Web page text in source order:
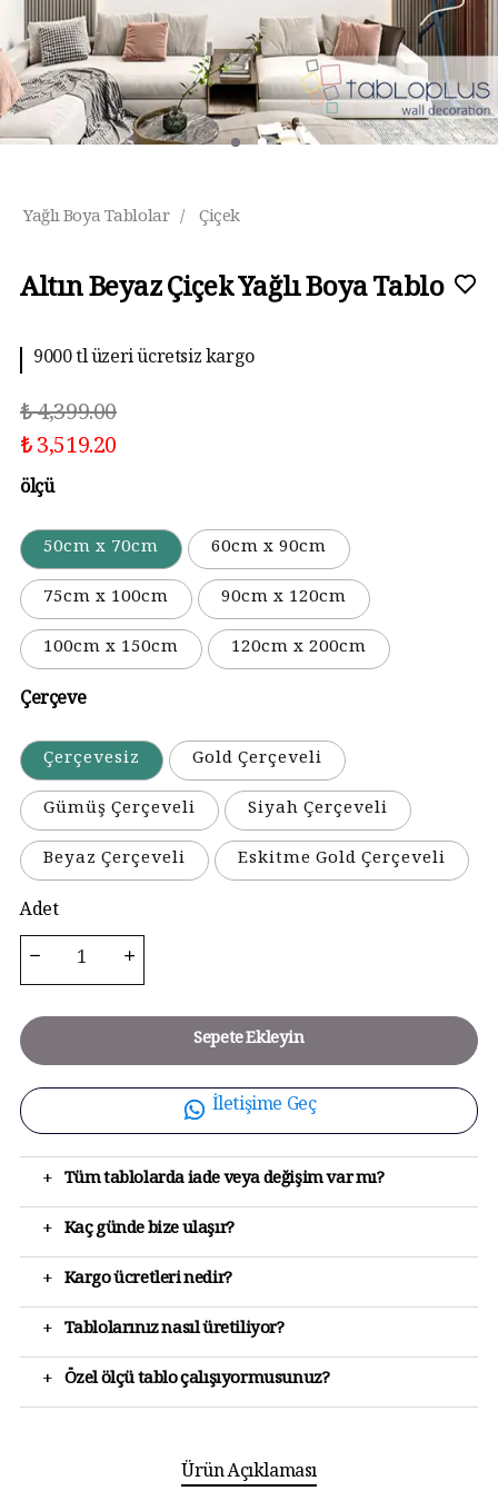
Yağlı Boya Tablolar / Çiçek
Altın Beyaz Çiçek Yağlı Boya Tablo
9000 tl üzeri ücretsiz kargo
₺ 4,399.00
₺ 3,519.20
ölçü
50cm x 70cm
60cm x 90cm
75cm x 100cm
90cm x 120cm
100cm x 150cm
120cm x 200cm
Çerçeve
Çerçevesiz
Gold Çerçeveli
Gümüş Çerçeveli
Siyah Çerçeveli
Beyaz Çerçeveli
Eskitme Gold Çerçeveli
Adet
Sepete Ekleyin
İletişime Geç
+ Tüm tablolarda iade veya değişim var mı?
+ Kaç günde bize ulaşır?
+ Kargo ücretleri nedir?
+ Tablolarınız nasıl üretiliyor?
+ Özel ölçü tablo çalışıyormusunuz?
Ürün Açıklaması